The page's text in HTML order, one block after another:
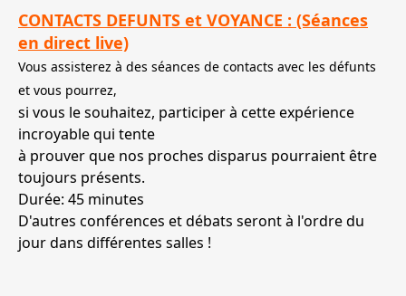
CONTACTS DEFUNTS et VOYANCE : (Séances
en direct live)
Vous assisterez à des séances de contacts avec les défunts
et vous pourrez,
si vous le souhaitez, participer à cette expérience
incroyable qui tente
à prouver que nos proches disparus pourraient être
toujours présents.
Durée: 45 minutes
D'autres conférences et débats seront à l'ordre du
jour dans différentes salles !